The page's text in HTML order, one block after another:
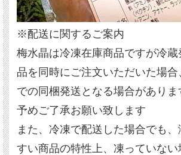
※配送に関するご案内
梅水晶は冷凍在庫商品ですが冷蔵
品を同時にご注文いただいた場合
での同梱発送となる場合がありま
予めご了承お願い致します
また、冷凍で配送した場合でも、
すい商品の特性上、凍っていない